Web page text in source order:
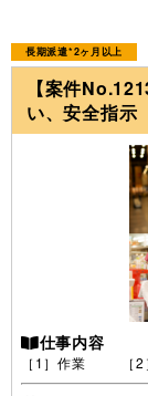
長期派遣*2ヶ月以上
【案件
い、安全指示
仕事内容
［1］作業 ［2